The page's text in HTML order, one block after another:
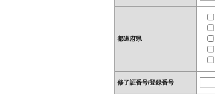
都道府県
修了証番号/登録番号